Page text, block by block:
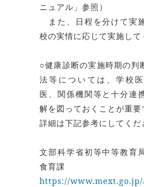
ニュアル」参照）
また、日程を分けて実
校の実情に応じて実施して
○健康診断の実施時期の判
法等については、学校
医、関係機関等と十分連
解を図っておくことが重要
詳細は下記参考にしてくだ
文部科学省初等中等教育
食育課
https://